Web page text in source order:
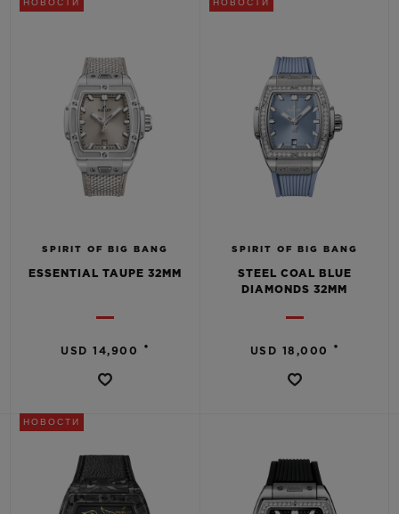
НОВОСТИ
SPIRIT OF BIG BANG
ESSENTIAL TAUPE 32MM
USD 14,900 •
НОВОСТИ
SPIRIT OF BIG BANG
STEEL COAL BLUE
DIAMONDS 32MM
USD 18,000 •
НОВОСТИ